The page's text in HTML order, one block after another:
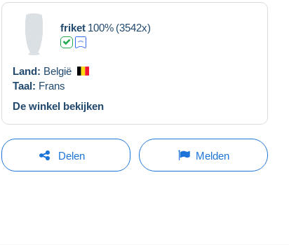
friket 100% (3542x)
Land: België
Taal: Frans
De winkel bekijken
Delen Melden